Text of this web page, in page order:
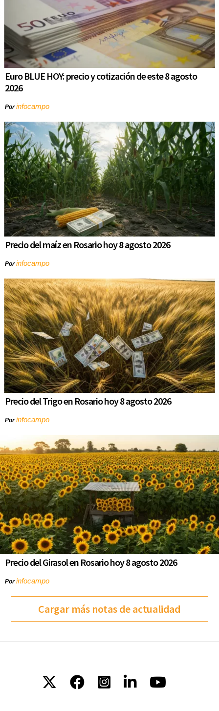
Euro BLUE HOY: precio y cotización de este 8 agosto
2026
Porinfocampo
Precio del maíz en Rosario hoy 8 agosto 2026
Porinfocampo
Precio del Trigo en Rosario hoy 8 agosto 2026
Porinfocampo
Precio del Girasol en Rosario hoy 8 agosto 2026
Porinfocampo
Cargar más notas de actualidad